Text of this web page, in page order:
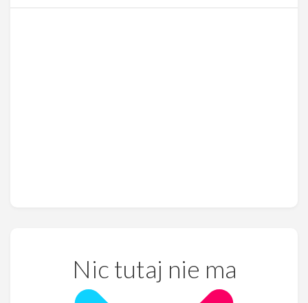
Nic tutaj nie ma